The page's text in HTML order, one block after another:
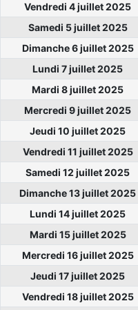
Vendredi 4 juillet 2025
Samedi 5 juillet 2025
Dimanche 6 juillet 2025
Lundi 7 juillet 2025
Mardi 8 juillet 2025
Mercredi 9 juillet 2025
Jeudi 10 juillet 2025
Vendredi 11 juillet 2025
Samedi 12 juillet 2025
Dimanche 13 juillet 2025
Lundi 14 juillet 2025
Mardi 15 juillet 2025
Mercredi 16 juillet 2025
Jeudi 17 juillet 2025
Vendredi 18 juillet 2025